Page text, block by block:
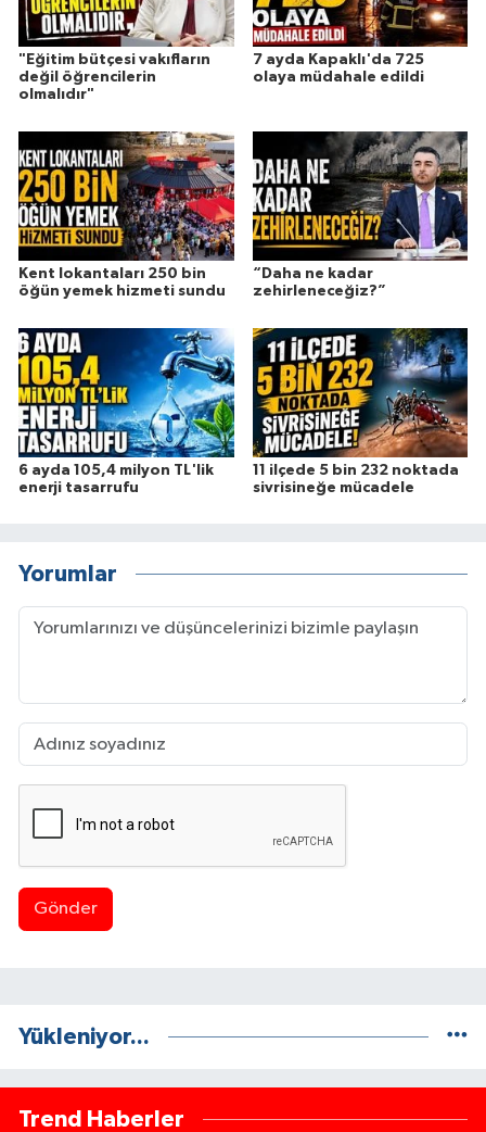
"Eğitim bütçesi vakıfların
değil öğrencilerin
olmalıdır"
7 ayda Kapaklı'da 725
olaya müdahale edildi
Kent lokantaları 250 bin
öğün yemek hizmeti sundu
“Daha ne kadar
zehirleneceğiz?”
6 ayda 105,4 milyon TL'lik
enerji tasarrufu
11 ilçede 5 bin 232 noktada
sivrisineğe mücadele
Yorumlar
Gönder
Yükleniyor...
Trend Haberler